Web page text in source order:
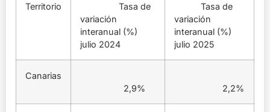
Territorio
Tasa de
variación
interanual (%)
julio 2024
Tasa de
variación
interanual (%)
julio 2025
Canarias
2,9%
2,2%